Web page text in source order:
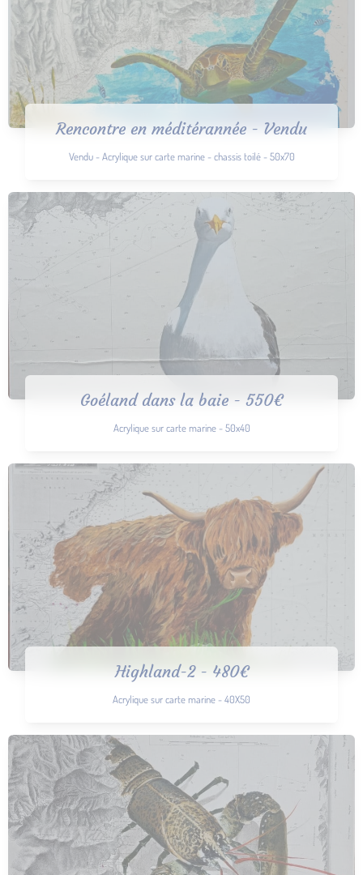
Rencontre en méditérannée - Vendu
Vendu - Acrylique sur carte marine - chassis toilé - 50x70
Goéland dans la baie - 550€
Acrylique sur carte marine - 50x40
Highland-2 - 480€
Acrylique sur carte marine - 40X50